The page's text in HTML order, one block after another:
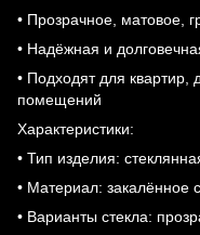
• Прозрачное, матовое,
• Надёжная и
• Подходят для квартир,
помещений
Характеристики:
• Тип изделия:
• Материал: закалённое
• Варианты стекла: